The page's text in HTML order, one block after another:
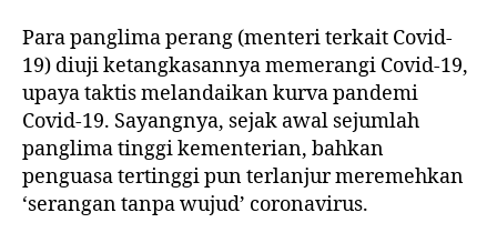
Para panglima perang (menteri terkait Covid-
19) diuji ketangkasannya memerangi Covid-19,
upaya taktis melandaikan kurva pandemi
Covid-19. Sayangnya, sejak awal sejumlah
panglima tinggi kementerian, bahkan
penguasa tertinggi pun terlanjur meremehkan
‘serangan tanpa wujud’ coronavirus.